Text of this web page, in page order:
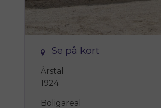
Se på kort
Årstal
1924
Boligareal